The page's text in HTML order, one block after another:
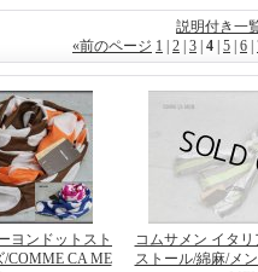
説明付き一
«前のページ 1 2 3 4 5 6
ヨンドットスト
COMME CA ME
コムサメン イタ
ストール/綿麻/メ